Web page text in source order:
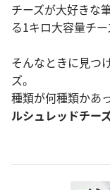
チーズが大好きな
る1キロ大容量チー
そんなときに見つ
ズ。
種類が何種類かあ
ルシュレッドチーズ